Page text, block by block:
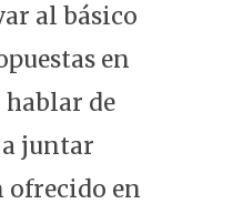
al básico
en
de
juntar
ofrecido en